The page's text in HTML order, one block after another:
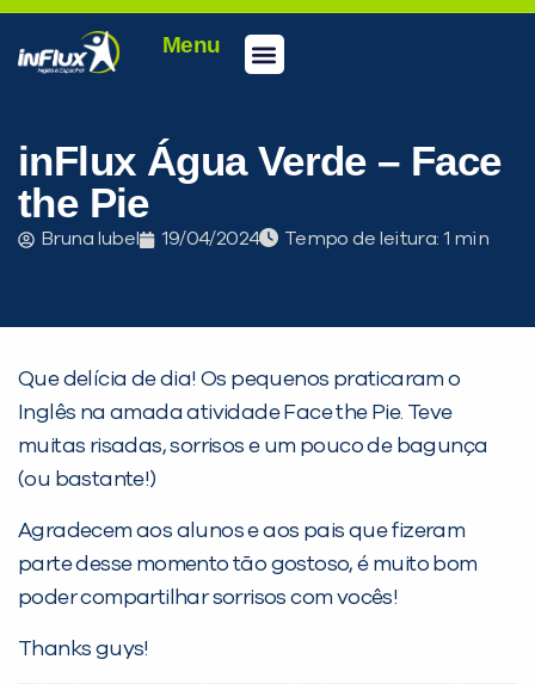
Menu
inFlux Água Verde – Face
the Pie
Bruna Iubel 19/04/2024 Tempo de leitura:
Que delícia de dia! Os pequenos praticaram o
Inglês na amada atividade Face the Pie. Teve
muitas risadas, sorrisos e um pouco de bagunça
(ou bastante!)
Agradecem aos alunos e aos pais que fizeram
parte desse momento tão gostoso, é muito bom
poder compartilhar sorrisos com vocês!
Thanks guys!